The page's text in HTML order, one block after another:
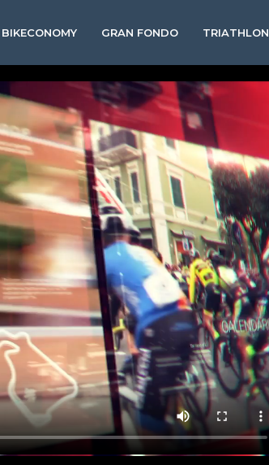
BIKECONOMY GRAN FONDO TRIATHLON